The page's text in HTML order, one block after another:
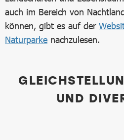
auch im Bereich von
können, gibt es auf der
Naturparke nachzulesen.
UND